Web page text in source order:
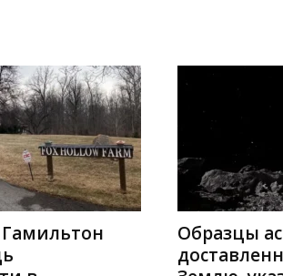
Гамильтон
Образцы